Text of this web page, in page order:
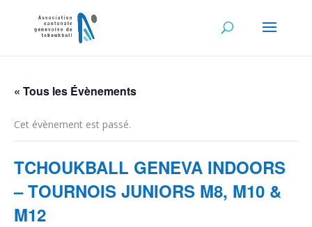
« Tous les Évènements
Cet évènement est passé.
TCHOUKBALL GENEVA INDOORS
– TOURNOIS JUNIORS M8, M10 &
M12